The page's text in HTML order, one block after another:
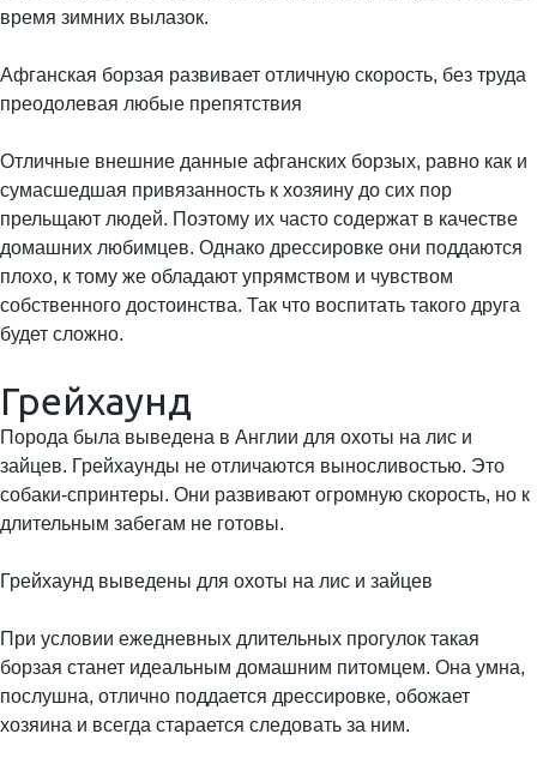
время зимних вылазок.
Афганская борзая развивает отличную скорость, без труда
преодолевая любые препятствия
Отличные внешние данные афганских борзых, равно как и
сумасшедшая привязанность к хозяину до сих пор
прельщают людей. Поэтому их часто содержат в качестве
домашних любимцев. Однако дрессировке они поддаются
плохо, к тому же обладают упрямством и чувством
собственного достоинства. Так что воспитать такого друга
будет сложно.
Грейхаунд
Порода была выведена в Англии для охоты на лис и
зайцев. Грейхаунды не отличаются выносливостью. Это
собаки-спринтеры. Они развивают огромную скорость, но к
длительным забегам не готовы.
Грейхаунд выведены для охоты на лис и зайцев
При условии ежедневных длительных прогулок такая
борзая станет идеальным домашним питомцем. Она умна,
послушна, отлично поддается дрессировке, обожает
хозяина и всегда старается следовать за ним.